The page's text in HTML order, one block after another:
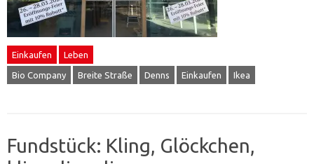
Einkaufen Leben
Bio Company Breite Straße Denns Einkaufen Ikea
Fundstück: Kling, Glöckchen,